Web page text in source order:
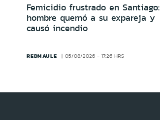
Femicidio frustrado en Santiago:
hombre quemó a su expareja y
causó incendio
REDMAULE 05/08/2026 - 17:26 HRS